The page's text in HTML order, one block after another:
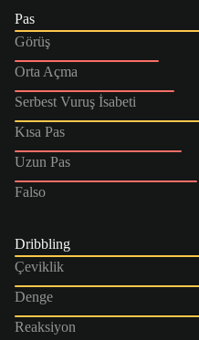
Pas
Görüş
Orta Açma
Serbest Vuruş İsabeti
Kısa Pas
Uzun Pas
Falso
Dribbling
Çeviklik
Denge
Reaksiyon